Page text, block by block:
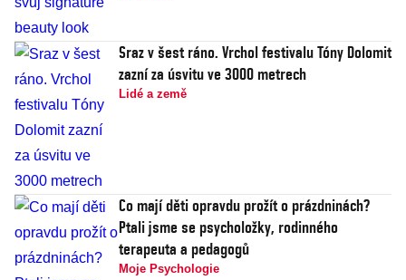
Sraz v šest ráno. Vrchol festivalu Tóny Dolomit
zazní za úsvitu ve 3000 metrech
Lidé a země
Co mají děti opravdu prožít o prázdninách?
Ptali jsme se psycholožky, rodinného
terapeuta a pedagogů
Moje Psychologie